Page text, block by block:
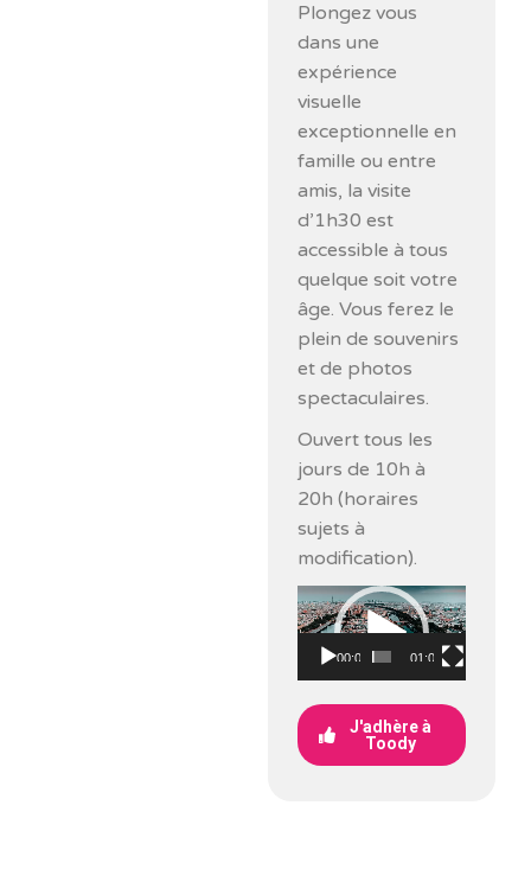
Plongez vous
dans une
expérience
visuelle
exceptionnelle en
famille ou entre
amis, la visite
d’1h30 est
accessible à tous
quelque soit votre
âge. Vous ferez le
plein de souvenirs
et de photos
spectaculaires.
Ouvert tous les
jours de 10h à
20h (horaires
sujets à
modification).
Lecteur
vidéo
00:00 01:00
J'adhère à
Toody